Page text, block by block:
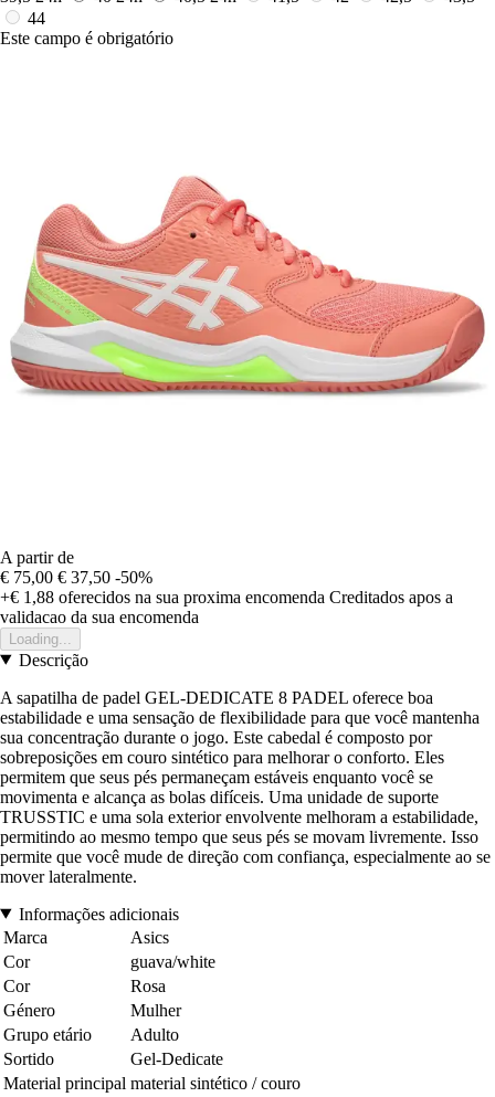
44
Este campo é obrigatório
A partir de
€ 75,00 € 37,50 -50%
+€ 1,88 oferecidos na sua proxima encomenda Creditados apos a
validacao da sua encomenda
Loading...
Descrição
A sapatilha de padel GEL-DEDICATE 8 PADEL oferece boa
estabilidade e uma sensação de flexibilidade para que você mantenha
sua concentração durante o jogo. Este cabedal é composto por
sobreposições em couro sintético para melhorar o conforto. Eles
permitem que seus pés permaneçam estáveis enquanto você se
movimenta e alcança as bolas difíceis. Uma unidade de suporte
TRUSSTIC e uma sola exterior envolvente melhoram a estabilidade,
permitindo ao mesmo tempo que seus pés se movam livremente. Isso
permite que você mude de direção com confiança, especialmente ao se
mover lateralmente.
Informações adicionais
Marca
Asics
Cor
guava/white
Cor
Rosa
Género
Mulher
Grupo etário
Adulto
Sortido
Gel-Dedicate
Material principal material sintético / couro